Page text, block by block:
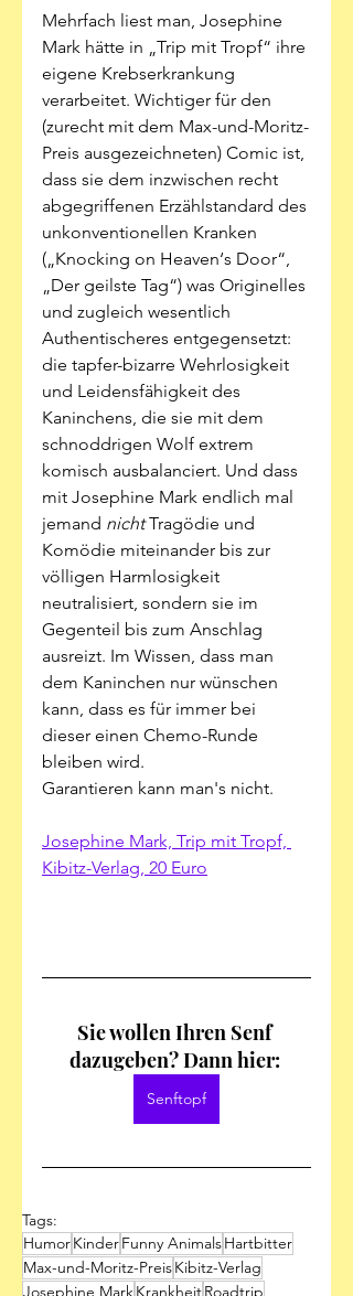
Mehrfach liest man, Josephine
Mark hätte in „Trip mit Tropf“ ihre
eigene Krebserkrankung
verarbeitet. Wichtiger für den
(zurecht mit dem Max-und-Moritz-
Preis ausgezeichneten) Comic ist,
dass sie dem inzwischen recht
abgegriffenen Erzählstandard des
unkonventionellen Kranken
(„Knocking on Heaven‘s Door“,
„Der geilste Tag“) was Originelles
und zugleich wesentlich
Authentischeres entgegensetzt:
die tapfer-bizarre Wehrlosigkeit
und Leidensfähigkeit des
Kaninchens, die sie mit dem
schnoddrigen Wolf extrem
komisch ausbalanciert. Und dass
mit Josephine Mark endlich mal
jemand nicht Tragödie und
Komödie miteinander bis zur
völligen Harmlosigkeit
neutralisiert, sondern sie im
Gegenteil bis zum Anschlag
ausreizt. Im Wissen, dass man
dem Kaninchen nur wünschen
kann, dass es für immer bei
dieser einen Chemo-Runde
bleiben wird.
Garantieren kann man's nicht.
Josephine Mark, Trip mit Tropf,
Kibitz-Verlag, 20 Euro
Sie wollen Ihren Senf
dazugeben? Dann hier:
Senftopf
Tags:
HumorKinderFunny AnimalsHartbitter
Max-und-Moritz-PreisKibitz-Verlag
Josephine Mark KrankheitRoadtrip